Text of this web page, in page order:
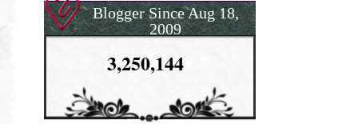
Blogger Since Aug 18,
2009
3,250,144